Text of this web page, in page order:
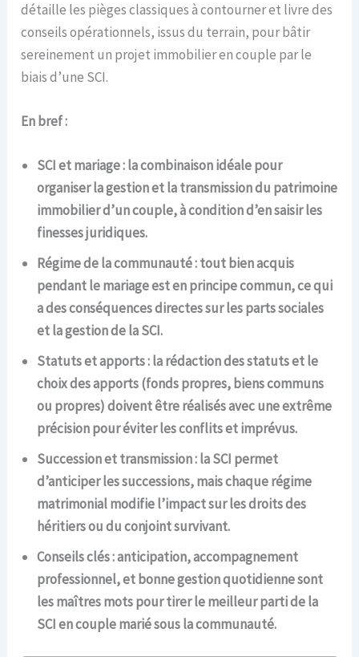
détaille les pièges classiques à contourner et livre des
conseils opérationnels, issus du terrain, pour bâtir
sereinement un projet immobilier en couple par le
biais d’une SCI.
En bref :
SCI et mariage : la combinaison idéale pour
organiser la gestion et la transmission du patrimoine
immobilier d’un couple, à condition d’en saisir les
finesses juridiques.
Régime de la communauté : tout bien acquis
pendant le mariage est en principe commun, ce qui
a des conséquences directes sur les parts sociales
et la gestion de la SCI.
Statuts et apports : la rédaction des statuts et le
choix des apports (fonds propres, biens communs
ou propres) doivent être réalisés avec une extrême
précision pour éviter les conflits et imprévus.
Succession et transmission : la SCI permet
d’anticiper les successions, mais chaque régime
matrimonial modifie l’impact sur les droits des
héritiers ou du conjoint survivant.
Conseils clés : anticipation, accompagnement
professionnel, et bonne gestion quotidienne sont
les maîtres mots pour tirer le meilleur parti de la
SCI en couple marié sous la communauté.